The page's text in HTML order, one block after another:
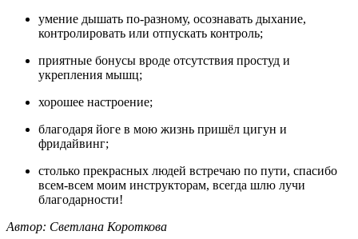
умение дышать по-разному, осознавать дыхание,
контролировать или отпускать контроль;
приятные бонусы вроде отсутствия простуд и
укрепления мышц;
хорошее настроение;
благодаря йоге в мою жизнь пришёл цигун и
фридайвинг;
столько прекрасных людей встречаю по пути, спасибо
всем-всем моим инструкторам, всегда шлю лучи
благодарности!
Автор: Светлана Короткова